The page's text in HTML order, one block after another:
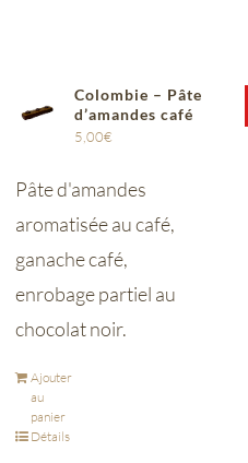
Colombie – Pâte
d’amandes café
5,00€
Pâte d'amandes
aromatisée au café,
ganache café,
enrobage partiel au
chocolat noir.
Ajouter
au
panier
Détails